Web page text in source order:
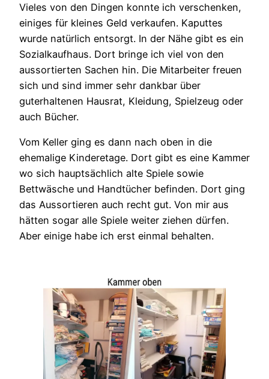
Vieles von den Dingen konnte ich verschenken,
einiges für kleines Geld verkaufen. Kaputtes
wurde natürlich entsorgt. In der Nähe gibt es ein
Sozialkaufhaus. Dort bringe ich viel von den
aussortierten Sachen hin. Die Mitarbeiter freuen
sich und sind immer sehr dankbar über
guterhaltenen Hausrat, Kleidung, Spielzeug oder
auch Bücher.
Vom Keller ging es dann nach oben in die
ehemalige Kinderetage. Dort gibt es eine Kammer
wo sich hauptsächlich alte Spiele sowie
Bettwäsche und Handtücher befinden. Dort ging
das Aussortieren auch recht gut. Von mir aus
hätten sogar alle Spiele weiter ziehen dürfen.
Aber einige habe ich erst einmal behalten.